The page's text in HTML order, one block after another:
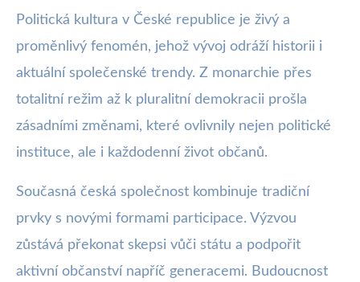
Politická kultura v České republice je živý a
proměnlivý fenomén, jehož vývoj odráží historii i
aktuální společenské trendy. Z monarchie přes
totalitní režim až k pluralitní demokracii prošla
zásadními změnami, které ovlivnily nejen politické
instituce, ale i každodenní život občanů.
Současná česká společnost kombinuje tradiční
prvky s novými formami participace. Výzvou
zůstává překonat skepsi vůči státu a podpořit
aktivní občanství napříč generacemi. Budoucnost